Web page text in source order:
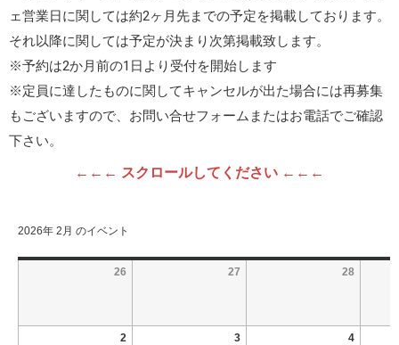
ェ営業日に関しては約2ヶ月先までの予定を掲載しております。
それ以降に関しては予定が決まり次第掲載致します。
※予約は2か月前の1日より受付を開始します
※定員に達したものに関してキャンセルが出た場合には再募集
もございますので、お問い合せフォームまたはお電話でご確認
下さい。
←←← スクロールしてください ←←←
2026年 2月 のイベント
26 27 28
2 3 4